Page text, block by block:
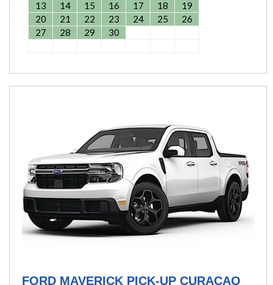
13
14 15 16 17 18
19
20
21 22 23 24 25
26
27
28 29 30
FORD MAVERICK PICK-UP CURACAO